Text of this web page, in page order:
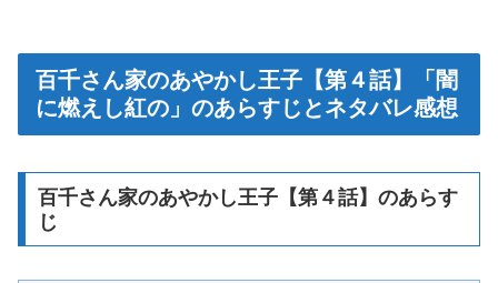
百千さん家のあやかし王子【第４話】「闇
に燃えし紅の」のあらすじとネタバレ感想
百千さん家のあやかし王子【第４話】のあらす
じ